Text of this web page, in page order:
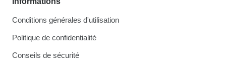
Conditions générales d'utilisation
Politique de confidentialité
Conseils de sécurité